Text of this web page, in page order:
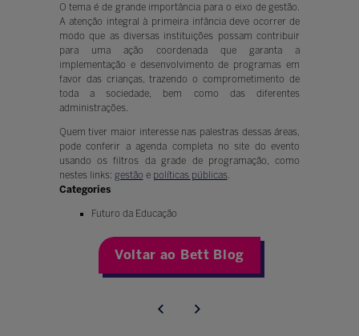
O tema é de grande importância para o eixo de gestão.
A atenção integral à primeira infância deve ocorrer de
modo que as diversas instituições possam contribuir
para uma ação coordenada que garanta a
implementação e desenvolvimento de programas em
favor das crianças, trazendo o comprometimento de
toda a sociedade, bem como das diferentes
administrações.
Quem tiver maior interesse nas palestras dessas áreas,
pode conferir a agenda completa no site do evento
usando os filtros da grade de programação, como
nestes links: gestão e políticas públicas.
Categories
Futuro da Educação
Voltar ao Bett Blog